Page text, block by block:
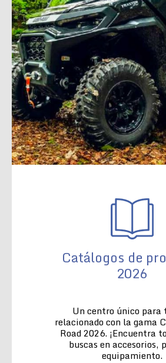
Catálogos de
2026
Un centro único para
relacionado con la gama
Road 2026. ¡Encuentra
buscas en accesorios,
equipamiento.